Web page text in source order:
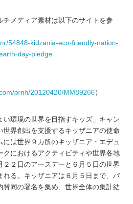
チメディア素材は以下のサイトを参
54848-kidzania-eco-friendly-nation-
day-pledge
prnh/20120420/MM89266）
い環境の世界を目指すキッズ」キャン
世界創出を支援するキッザニアの使命
は世界９カ所のキッザニア・エデュ
クにおけるアクティビティや世界各地
２２日のアースデーと６月５日の世界
れる。キッザニアは６月５日まで、パ
賛同の署名を集め、世界全体の集計結